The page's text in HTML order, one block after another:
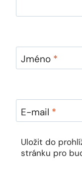
Jméno *
E-mail *
Uložit do
stránku pro